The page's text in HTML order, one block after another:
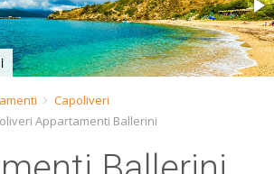
NED
FRA
DAN
ESP
Capoliveri
Appartamenti Ballerini